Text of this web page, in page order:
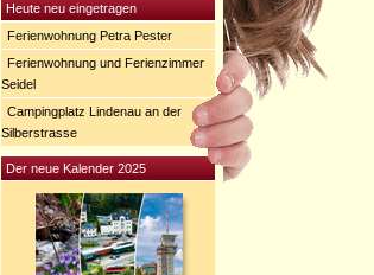
Heute neu eingetragen
Ferienwohnung Petra Pester
Ferienwohnung und Ferienzimmer
Seidel
Campingplatz Lindenau an der
Silberstrasse
Der neue Kalender 2025